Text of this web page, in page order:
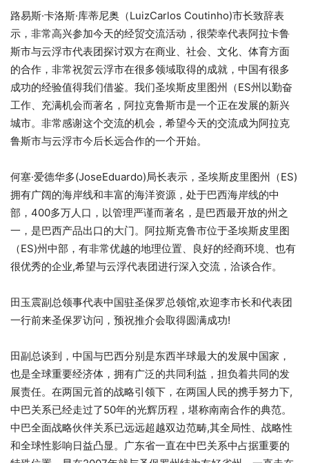
路易斯·卡洛斯·库蒂尼奥（LuizCarlos Coutinho)市长致辞表
示，非常高兴参加今天的经贸交流活动，很荣幸代表阿拉卡鲁
斯市与云浮市代表团探讨双方在商业、社会、文化、体育方面
的合作，非常祝贺云浮市在很多领域取得的成就，中国有很多
成功的经验值得我们借鉴。我们圣埃斯皮里图州（ES州以勤奋
工作、充满机会而著名，阿拉克鲁斯市是一个正在发展的新兴
城市。非常感谢这个交流的机会，希望今天的交流成为阿拉克
鲁斯市与云浮市今后长远合作的一个开始。
何塞·爱德华多(JoseEduardo)局长表示，圣埃斯皮里图州（ES)
拥有广阔的海岸线和丰富的海洋资源，处于巴西海岸线的中
部，400多万人口，以管理严谨而著名，是巴西最开放的州之
一，是巴西产品出口的大门。阿拉斯克鲁市位于圣埃斯皮里图
（ES)州中部，有非常优越的地理位置、良好的经商环境、也有
很优秀的企业,希望与云浮代表团进行深入交流，洽谈合作。
田玉震副总领事代表中国驻圣保罗总领馆,欢迎李市长和代表团
一行前来圣保罗访问，预祝推介会取得圆满成功!
田副总谈到，中国与巴西分别是东西半球最大的发展中国家，
也是全球重要经济体，拥有广泛的共同利益，担负着共同的发
展责任。在两国元首的战略引领下，在两国人民的携手努力下,
中巴关系已经走过了50年的光辉历程，堪称南南合作的典范。
中巴全面战略伙伴关系已远远超越双边范畴,其全局性、战略性
和全球性影响日益凸显。广东省一直在中巴关系中占据重要的